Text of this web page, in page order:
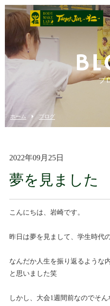
ブ
ホーム ブログ
2022年09月25日
夢を見ました
こんにちは、岩崎です。
昨日は夢を見まして、学生時代
なんだか人生を振り返るような
と思いました笑
しかし、大会1週間前なのでそ